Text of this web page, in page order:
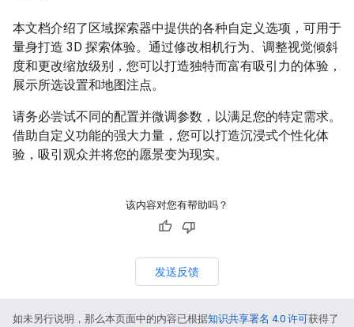
本文档介绍了区域探索器中提供的各种自定义选项，可用于
量身打造 3D 探索体验。通过修改相机行为、调整视觉倾斜
度和更改缩放级别，您可以打造独特而富有吸引力的体验，
展示所选设置和地图注点。
请务必尝试不同的配置并微调参数，以满足您的特定需求。
借助自定义功能的强大力量，您可以打造沉浸式个性化体
验，吸引观众并将您的愿景变为现实。
该内容对您有帮助吗？
发送反馈
如未另行说明，那么本页面中的内容已根据知识共享署名 4.0 许可获得了